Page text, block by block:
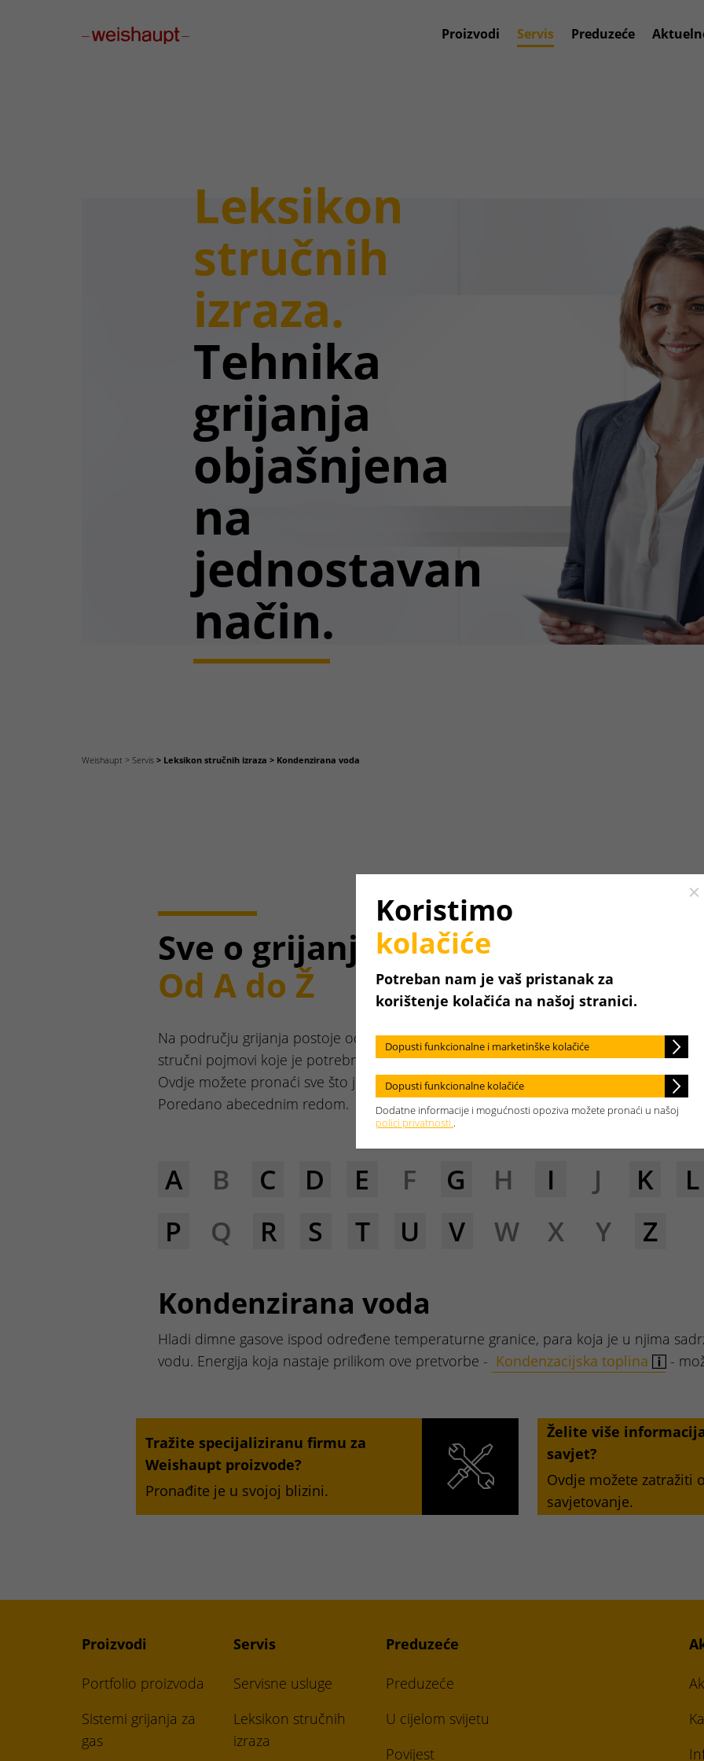
Proizvodi Servis Preduzeće
Leksikon
stručnih
izraza.
Tehnika
grijanja
objašnjena
na
jednostavan
način.
Weishaupt Servis Leksikon stručnih izraza Kondenzirana voda
Sve o grijanju.
Od A do Ž
Na području grijanja postoje određeni
stručni pojmovi koje je potrebno objasniti.
Ovdje možete pronaći sve što je važno.
Poredano abecednim redom.
A B C D E F G H I J K
L
P
Q R S T U V W X Y Z
Kondenzirana voda
Hladi dimne gasove ispod određene temperaturne granice, para koja je u njima
vodu. Energija koja nastaje prilikom ove pretvorbe - Kondenzacijska toplina -
Tražite specijaliziranu firmu za
Weishaupt proizvode?
Pronađite je u svojoj blizini.
Želite više
savjet?
Ovdje možete zatražiti
savjetovanje.
Proizvodi
Portfolio proizvoda
Sistemi grijanja za
gas
Servis
Servisne usluge
Leksikon stručnih
izraza
Preduzeće
Preduzeće
U cijelom svijetu
Povijest
Koristimo
kolačiće
Potreban nam je vaš pristanak za
korištenje kolačića na našoj stranici.
Dopusti funkcionalne i marketinške kolačiće
Dopusti funkcionalne kolačiće
Dodatne informacije i mogućnosti opoziva možete pronaći u našoj
polici privatnosti..